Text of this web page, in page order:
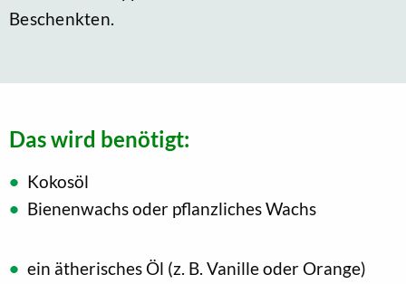
Beschenkten.
Das wird benötigt:
Kokosöl
Bienenwachs oder pflanzliches Wachs
ein ätherisches Öl (z. B. Vanille oder Orange)